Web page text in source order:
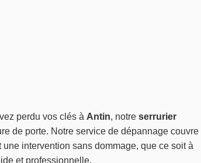
perdu vos clés à Antin, notre serrurier
de porte. Notre service de dépannage couvre
intervention sans dommage, que ce soit à
et professionnelle.